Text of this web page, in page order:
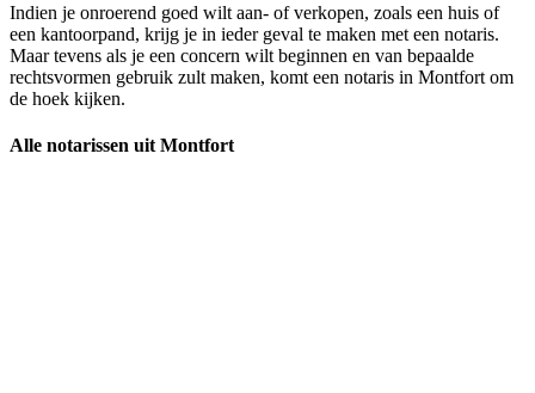
Indien je onroerend goed wilt aan- of verkopen, zoals een huis of
een kantoorpand, krijg je in ieder geval te maken met een notaris.
Maar tevens als je een concern wilt beginnen en van bepaalde
rechtsvormen gebruik zult maken, komt een notaris in Montfort om
de hoek kijken.
Alle notarissen uit Montfort